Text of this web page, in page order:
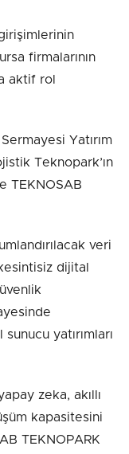
firmalarının
aktif rol
Yatırım
Teknopark’ın
TEKNOSAB
veri
dijital
yatırımları
zeka, akıllı
kapasitesini
TEKNOPARK